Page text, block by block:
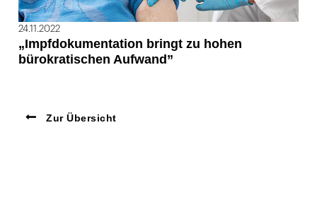
24.11.2022
„Impfdokumentation bringt zu hohen
bürokratischen Aufwand”
Zur Übersicht